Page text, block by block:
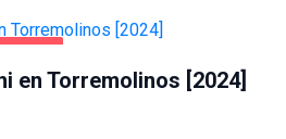
en Torremolinos [2024]